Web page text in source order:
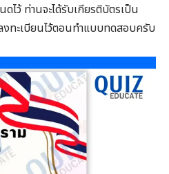
ว้ ท่านจะได้รับเกียรติบัตรเป็น
งทะเบียนไว้ตอนทำแบบทดสอบครับ